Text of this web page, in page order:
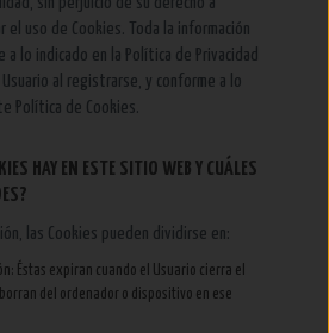
el uso de Cookies. Toda la información
lo indicado en la Política de Privacidad
al registrarse, y conforme a lo
Política de Cookies.
HAY EN ESTE SITIO WEB Y CUÁLES
las Cookies pueden dividirse en:
Éstas expiran cuando el Usuario cierra el
del ordenador o dispositivo en ese